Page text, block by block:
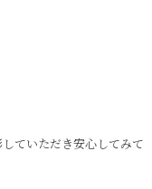
ていただき安心してみて